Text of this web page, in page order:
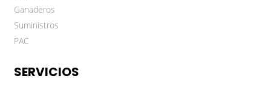
Ganaderos
Suministros
PAC
SERVICIOS